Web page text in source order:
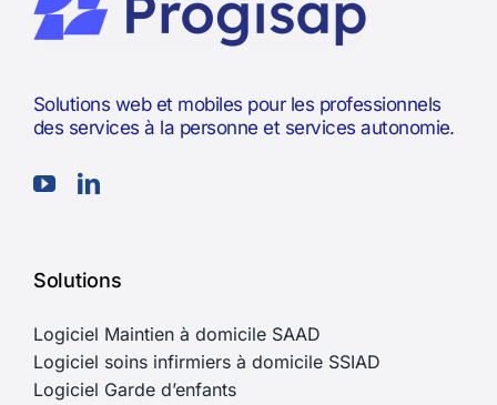
Solutions web et mobiles pour les professionnels
des services à la personne et services autonomie.
Solutions
Logiciel Maintien à domicile SAAD
Logiciel soins infirmiers à domicile SSIAD
Logiciel Garde d’enfants